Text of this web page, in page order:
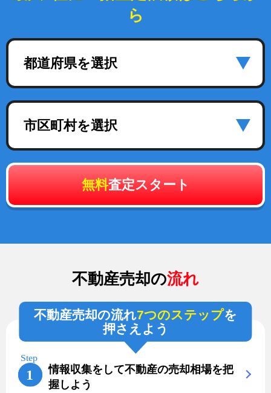
ら
都道府県を選択
市区町村を選択
無料査定スタート
不動産売却の流れ
不動産売却の流れ7つのステップを
押さえよう
情報収集をして不動産の売却相場を把
握しよう